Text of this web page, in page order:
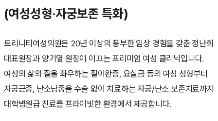
(여성성형·자궁보존 특화)
트리니티여성의원은 20년 이상의 풍부한 임상 경험을 갖춘 정난희
대표원장과 양기열 원장이 이끄는 프리미엄 여성 클리닉입니다.
여성의 삶의 질을 좌우하는 질이완증, 요실금 등의 여성 성형부터
자궁근종, 난소낭종을 수술 없이 치료하는 자궁/난소 보존치료까지
대학병원급 진료를 프라이빗한 환경에서 제공합니다.